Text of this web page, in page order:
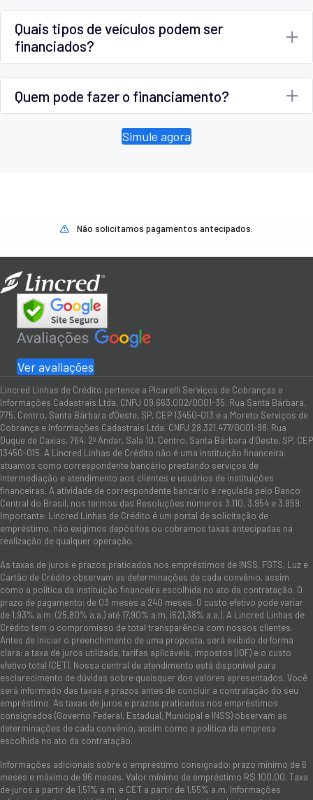
Quais tipos de veículos podem ser
financiados?
Quem pode fazer o financiamento?
Simule agora
Não solicitamos pagamentos antecipados.
Ver avaliações
Lincred Linhas de Crédito pertence a Picarelli Serviços de Cobranças e
Informações Cadastrais Ltda. CNPJ 09.663.002/0001-35. Rua Santa Bárbara,
775, Centro, Santa Bárbara d'Oeste, SP, CEP 13450-013 e a Moreto Serviços de
Cobrança e Informações Cadastrais Ltda. CNPJ 28.321.477/0001-98. Rua
Duque de Caxias, 764, 2º Andar, Sala 10, Centro, Santa Bárbara d’Oeste, SP, CEP
13450-015. A Lincred Linhas de Crédito não é uma instituição financeira:
atuamos como correspondente bancário prestando serviços de
intermediação e atendimento aos clientes e usuários de instituições
financeiras. A atividade de correspondente bancário é regulada pelo Banco
Central do Brasil, nos termos das Resoluções números 3.110, 3.954 e 3.959.
Importante: Lincred Linhas de Crédito é um portal de solicitação de
empréstimo, não exigimos depósitos ou cobramos taxas antecipadas na
realização de qualquer operação.
As taxas de juros e prazos praticados nos empréstimos de INSS, FGTS, Luz e
Cartão de Crédito observam as determinações de cada convênio, assim
como a política da instituição financeira escolhida no ato da contratação. O
prazo de pagamento: de 03 meses a 240 meses. O custo efetivo pode variar
de 1,93% a.m. (25,80% a.a.) até 17,90% a.m. (621,38% a.a.). A Lincred Linhas de
Crédito tem o compromisso de total transparência com nossos clientes.
Antes de iniciar o preenchimento de uma proposta, será exibido de forma
clara: a taxa de juros utilizada, tarifas aplicáveis, impostos (IOF) e o custo
efetivo total (CET). Nossa central de atendimento está disponível para
esclarecimento de dúvidas sobre quaisquer dos valores apresentados. Você
será informado das taxas e prazos antes de concluir a contratação do seu
empréstimo. As taxas de juros e prazos praticados nos empréstimos
consignados (Governo Federal, Estadual, Municipal e INSS) observam as
determinações de cada convênio, assim como a política da empresa
escolhida no ato da contratação.
Informações adicionais sobre o empréstimo consignado: prazo mínimo de 6
meses e máximo de 96 meses. Valor mínimo de empréstimo R$ 100,00. Taxa
de juros a partir de 1,51% a.m. e CET a partir de 1,55% a.m. Informações